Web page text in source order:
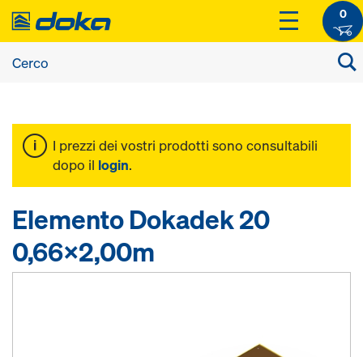
0
I prezzi dei vostri prodotti sono consultabili
dopo il login.
Elemento Dokadek 20
0,66x2,00m